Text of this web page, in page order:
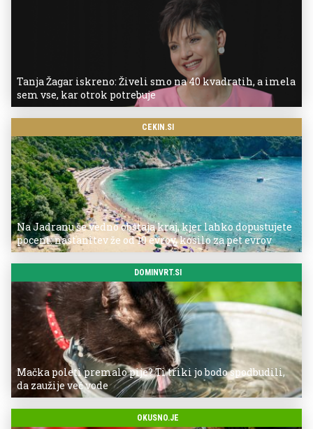
Tanja Žagar iskreno: Živeli smo na 40 kvadratih, a imela
sem vse, kar otrok potrebuje
CEKIN.SI
Na Jadranu še vedno obstaja kraj, kjer lahko dopustujete
poceni: nastanitev že od 10 evrov, kosilo za pet evrov
DOMINVRT.SI
Mačka poleti premalo pije? Ti triki jo bodo spodbudili,
da zaužije več vode
OKUSNO.JE